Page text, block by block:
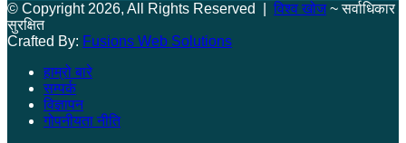
© Copyright 2026, All Rights Reserved | विश्व खोज~ सर्वाधिकार
सुरक्षित
Crafted By: Fusions Web Solutions
हाम्रो बारे
सम्पर्क
विज्ञापन
गोपनीयता नीति